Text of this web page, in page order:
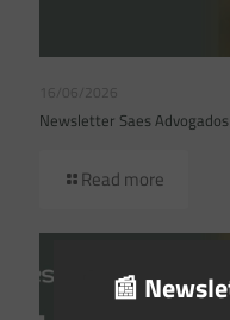
16/06/2026
Newsletter Saes Advogados
Read more
📰